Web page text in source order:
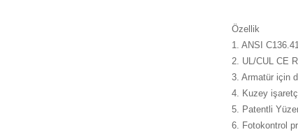
Özellik
1. ANSI
2. UL/CUL CE
3. Armatür için
4. Kuzey
5. Patentli
6. Fotokontrol